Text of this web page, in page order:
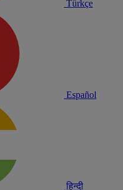
Türkçe
Español
हिन्दी